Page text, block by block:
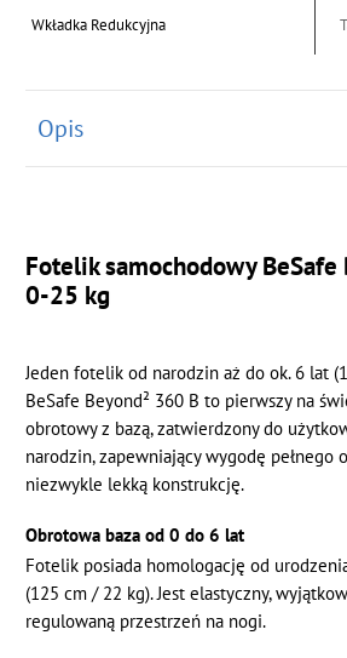
Wkładka Redukcyjna
Opis
Fotelik samochodowy
0-25 kg
Jeden fotelik od narodzin aż do ok. 6 lat
BeSafe Beyond² 360 B to pierwszy na
obrotowy z bazą, zatwierdzony do
narodzin, zapewniający wygodę pełnego
niezwykle lekką konstrukcję.
Obrotowa baza od 0 do 6 lat
Fotelik posiada homologację od
(125 cm / 22 kg). Jest elastyczny,
regulowaną przestrzeń na nogi.